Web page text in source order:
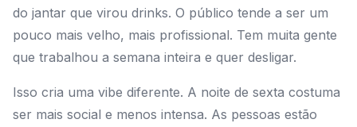
do jantar que virou drinks. O público tende a ser um
pouco mais velho, mais profissional. Tem muita gente
que trabalhou a semana inteira e quer desligar.
Isso cria uma vibe diferente. A noite de sexta costuma
ser mais social e menos intensa. As pessoas estão